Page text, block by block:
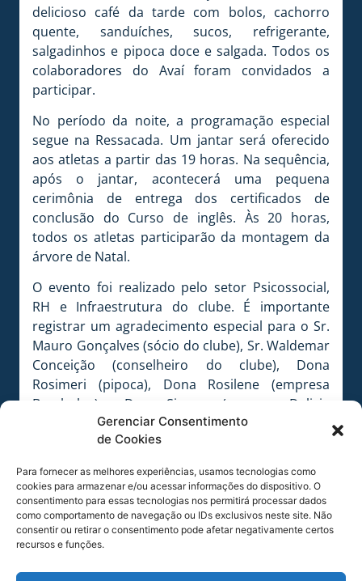
Gerenciar Consentimento
de Cookies
Para fornecer as melhores experiências, usamos tecnologias como
cookies para armazenar e/ou acessar informações do dispositivo. O
consentimento para essas tecnologias nos permitirá processar dados
como comportamento de navegação ou IDs exclusivos neste site. Não
consentir ou retirar o consentimento pode afetar negativamente certos
recursos e funções.
delicioso café da tarde com bolos, cachorro
quente, sanduíches, sucos, refrigerante,
salgadinhos e pipoca doce e salgada. Todos os
colaboradores do Avaí foram convidados a
participar.
No período da noite, a programação especial
segue na Ressacada. Um jantar será oferecido
aos atletas a partir das 19 horas. Na sequência,
após o jantar, acontecerá uma pequena
cerimônia de entrega dos certificados de
conclusão do Curso de inglês. Às 20 horas,
todos os atletas participarão da montagem da
árvore de Natal.
O evento foi realizado pelo setor Psicossocial,
RH e Infraestrutura do clube. É importante
registrar um agradecimento especial para o Sr.
Mauro Gonçalves (sócio do clube), Sr. Waldemar
Conceição (conselheiro do clube), Dona
Rosimeri (pipoca), Dona Rosilene (empresa
Bombolos) e Dona Simone (empresa Delicia
Gourmet), que realizaram algumas doações
para a festa.
COMPETIÇÕES EM JANEIRO
As equipes de base do Avaí participam em
janeiro de 2017 de quatro competições. São
elas: EFIPAN (14 a 29/01), Três Coroas (15 a
22/01), BH (21 a 27/01) e Copa SP (02 a 25/01).